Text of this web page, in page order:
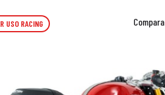
USO RACING Compara